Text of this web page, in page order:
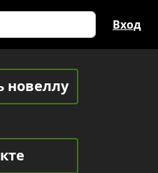
Вход
новеллу